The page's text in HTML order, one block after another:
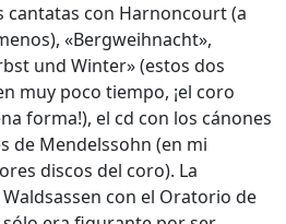
cantatas con Harnoncourt (a
«Bergweihnacht»,
und Winter» (estos dos
muy poco tiempo, ¡el coro
forma!), el cd con los cánones
de Mendelssohn (en mi
discos del coro). La
con el Oratorio de